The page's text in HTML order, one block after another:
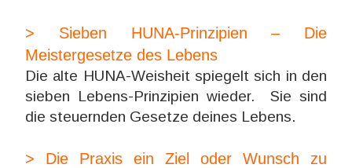
> Sieben HUNA-Prinzipien – Die
Meistergesetze des Lebens
Die alte HUNA-Weisheit spiegelt sich in den
sieben Lebens-Prinzipien wieder. Sie sind
die steuernden Gesetze deines Lebens.
> Die Praxis ein Ziel oder Wunsch zu